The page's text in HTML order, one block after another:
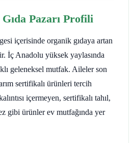
Pazarı Profili
içerisinde organik gıdaya artan
İç Anadolu yüksek yaylasında
geleneksel mutfak. Aileler son
sertifikalı ürünleri tercih
içermeyen, sertifikalı tahıl,
gibi ürünler ev mutfağında yer